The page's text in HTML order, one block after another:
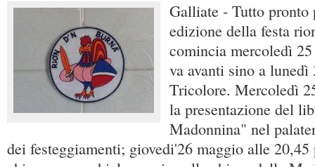
Galliate - Tutto pronto
edizione della festa
comincia mercoledì
va avanti sino a
Tricolore. Mercoledì
la presentazione del
Madonnina" nel
dei festeggiamenti; giovedi'26 maggio alle 20,45